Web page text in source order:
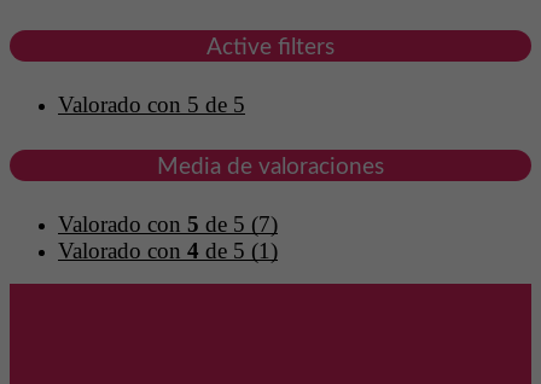
Active filters
Valorado con 5 de 5
Media de valoraciones
Valorado con 5 de 5 (7)
Valorado con 4 de 5 (1)